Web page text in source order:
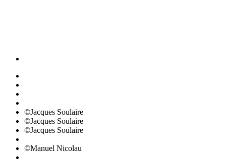
©Jacques Soulaire
©Jacques Soulaire
©Jacques Soulaire
©Manuel Nicolau